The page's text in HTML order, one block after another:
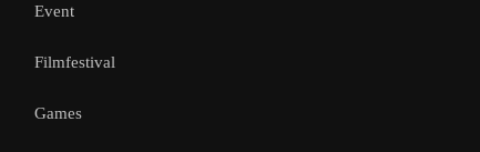
Event
Filmfestival
Games